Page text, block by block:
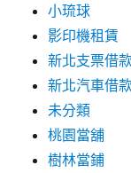
小琉球
影印機租賃
新北支票借
新北汽車借
未分類
桃園當舖
樹林當鋪